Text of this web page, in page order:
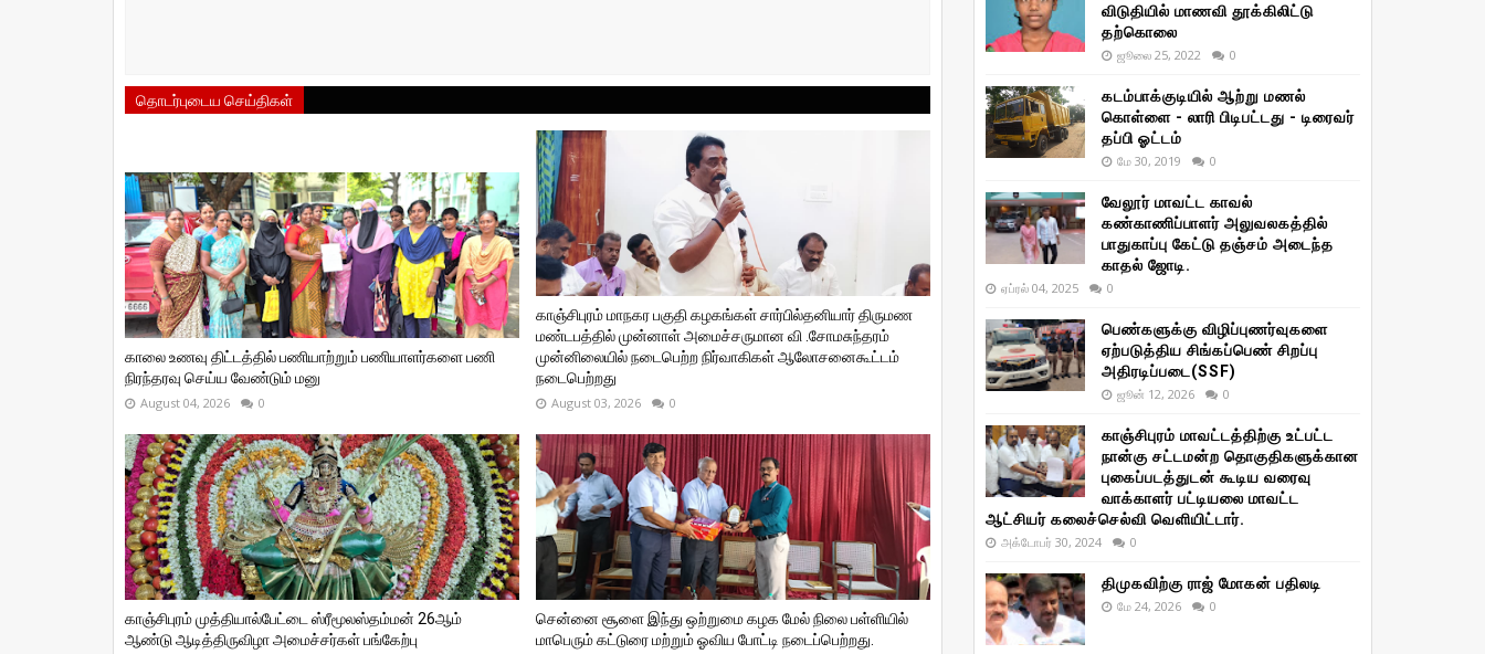
தொடர்புடைய செய்திகள்
காலை உணவு திட்டத்தில் பணியாற்றும் பணியாளர்களை பணி
நிரந்தரவு செய்ய வேண்டும் மனு
August 04, 2026 0
காஞ்சிபுரம் மாநகர பகுதி கழகங்கள் சார்பில்தனியார் திருமண
மண்டபத்தில் முன்னாள் அமைச்சருமான வி ‌.சோமசுந்தரம்
முன்னிலையில் நடைபெற்ற நிர்வாகிகள் ஆலோசனைகூட்டம்
நடைபெற்றது
August 03, 2026 0
காஞ்சிபுரம் முத்தியால்பேட்டை ஸ்ரீமூலஸ்தம்மன் 26ஆம்
ஆண்டு ஆடித்திருவிழா அமைச்சர்கள் பங்கேற்பு
சென்னை சூளை இந்து ஒற்றுமை கழக மேல் நிலை பள்ளியில்
மாபெரும் கட்டுரை மற்றும் ஓவிய போட்டி நடைப்பெற்றது.
விடுதியில் மாணவி தூக்கிலிட்டு
தற்கொலை
ஜூலை 25, 2022 0
கடம்பாக்குடியில் ஆற்று மணல்
கொள்ளை - லாரி பிடிபட்டது - டிரைவர்
தப்பி ஓட்டம்
மே 30, 2019 0
வேலூர் மாவட்ட காவல்
கண்காணிப்பாளர் அலுவலகத்தில்
பாதுகாப்பு கேட்டு தஞ்சம் அடைந்த
காதல் ஜோடி.
ஏப்ரல் 04, 2025 0
பெண்களுக்கு விழிப்புணர்வுகளை
ஏற்படுத்திய சிங்கப்பெண் சிறப்பு
அதிரடிப்படை(SSF)
ஜூன் 12, 2026 0
காஞ்சிபுரம் மாவட்டத்திற்கு உட்பட்ட
நான்கு சட்டமன்ற தொகுதிகளுக்கான
புகைப்படத்துடன் கூடிய வரைவு
வாக்காளர் பட்டியலை மாவட்ட
ஆட்சியர் கலைச்செல்வி வெளியிட்டார்.
அக்டோபர் 30, 2024 0
திமுகவிற்கு ராஜ் மோகன் பதிலடி
மே 24, 2026 0